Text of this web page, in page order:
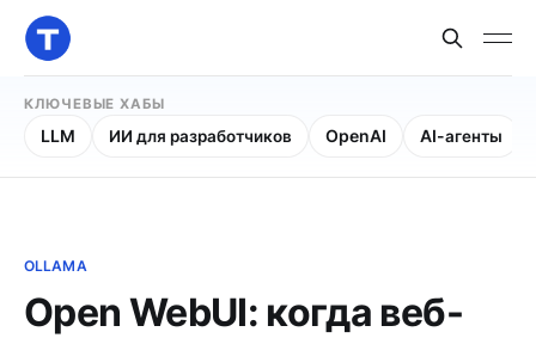
КЛЮЧЕВЫЕ ХАБЫ
LLM ИИ для разработчиков OpenAI AI-агенты
OLLAMA
Open WebUI: когда веб-